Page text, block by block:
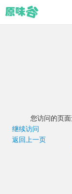
您访问的页
继续访问
返回上一页